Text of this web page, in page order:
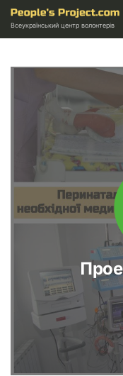
Всеукраїнський центр волонтерів